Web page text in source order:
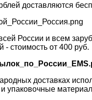
доставляются
России и всем
- стоимость от 400 руб.
доставках
упаковочные